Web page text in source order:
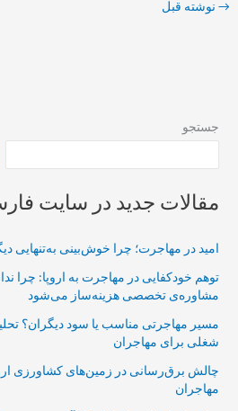
→ نوشته قبل
جستجو
مقالات جدید در سایت
امید در مهاجرت؛ چرا خوش‌بینی به‌تنهایی
توهم خودکفایی در مهاجرت به اروپا: چرا
مشاوره‌ی تخصصی هزینه‌ساز می‌شود
مسیر مهاجرتی مناسب یا سود دیگران؟
شغلی برای مهاجران
چالش برق‌رسانی در زمین‌های کشاورزی
مهاجران